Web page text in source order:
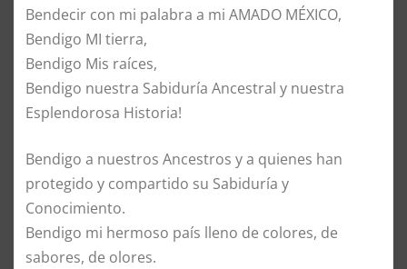
Bendecir con mi palabra a mi AMADO MÉXICO,
Bendigo MI tierra,
Bendigo Mis raíces,
Bendigo nuestra Sabiduría Ancestral y nuestra
Esplendorosa Historia!
Bendigo a nuestros Ancestros y a quienes han
protegido y compartido su Sabiduría y
Conocimiento.
Bendigo mi hermoso país lleno de colores, de
sabores, de olores.